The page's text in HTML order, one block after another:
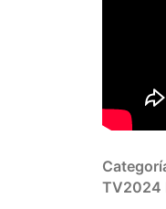
TV2024